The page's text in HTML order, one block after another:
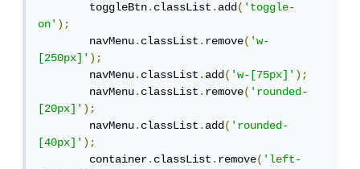
        toggleBtn
.classList.add('toggle-
on');
        navMenu
.classList.remove('w-
[250px]');
        navMenu
.classList.add('w-[75px]');
        navMenu
.classList.remove('rounded-
[20px]');
        navMenu
.classList.add('rounded-
[40px]');
        container
.classList.remove('left-